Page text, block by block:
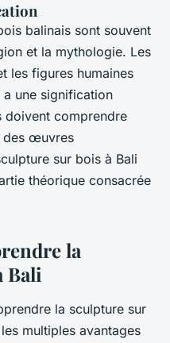
balinais sont souvent
et la mythologie. Les
les figures humaines
une signification
doivent comprendre
des œuvres
sur bois à Bali
théorique consacrée
la
Bali
la sculpture sur
multiples avantages